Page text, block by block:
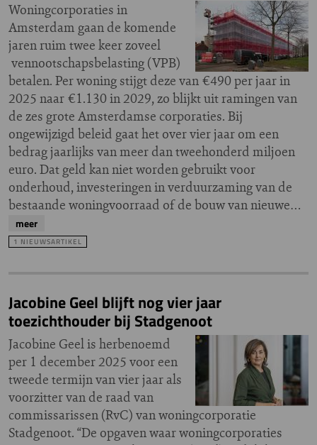
Woningcorporaties in
Amsterdam gaan de komende
jaren ruim twee keer zoveel
vennootschapsbelasting (VPB)
betalen. Per woning stijgt deze van €490 per jaar in
2025 naar €1.130 in 2029, zo blijkt uit ramingen van
de zes grote Amsterdamse corporaties. Bij
ongewijzigd beleid gaat het over vier jaar om een
bedrag jaarlijks van meer dan tweehonderd miljoen
euro. Dat geld kan niet worden gebruikt voor
onderhoud, investeringen in verduurzaming van de
bestaande woningvoorraad of de bouw van nieuwe…
meer
1 NIEUWSARTIKEL
Jacobine Geel blijft nog vier jaar
toezichthouder bij Stadgenoot
Jacobine Geel is herbenoemd
per 1 december 2025 voor een
tweede termijn van vier jaar als
voorzitter van de raad van
commissarissen (RvC) van woningcorporatie
Stadgenoot. “De opgaven waar woningcorporaties